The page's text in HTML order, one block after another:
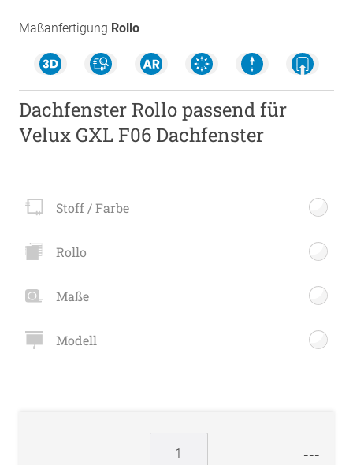
Maßanfertigung Rollo
Dachfenster Rollo passend für
Velux GXL F06 Dachfenster
Stoff / Farbe
Rollo
Maße
Modell
---